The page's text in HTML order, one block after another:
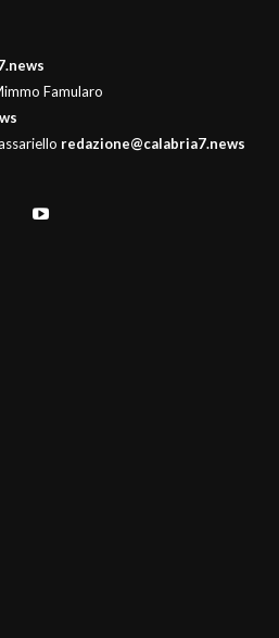
Famularo
redazione@calabria7.news